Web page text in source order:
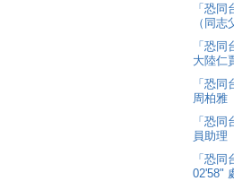
「恐
（同志
「恐
大陸仁
「恐
周柏雅
「恐
員助理
「恐
02'58"